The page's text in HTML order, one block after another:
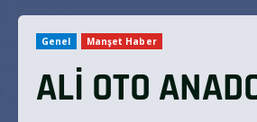
Genel Manşet Haber
ALİ OTO